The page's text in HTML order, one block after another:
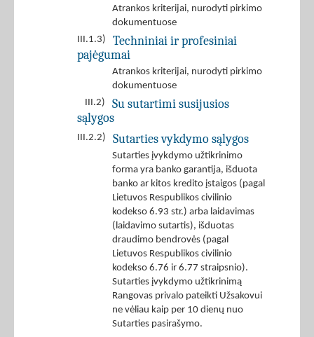
Atrankos kriterijai, nurodyti pirkimo
dokumentuose
III.1.3)
Techniniai ir profesiniai
pajėgumai
Atrankos kriterijai, nurodyti pirkimo
dokumentuose
III.2)
Su sutartimi susijusios
sąlygos
III.2.2) Sutarties vykdymo sąlygos
Sutarties įvykdymo užtikrinimo
forma yra banko garantija, išduota
banko ar kitos kredito įstaigos (pagal
Lietuvos Respublikos civilinio
kodekso 6.93 str.) arba laidavimas
(laidavimo sutartis), išduotas
draudimo bendrovės (pagal
Lietuvos Respublikos civilinio
kodekso 6.76 ir 6.77 straipsnio).
Sutarties įvykdymo užtikrinimą
Rangovas privalo pateikti Užsakovui
ne vėliau kaip per 10 dienų nuo
Sutarties pasirašymo.